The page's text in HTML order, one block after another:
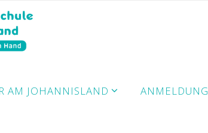
AM JOHANNISLAND ANMELDUNG